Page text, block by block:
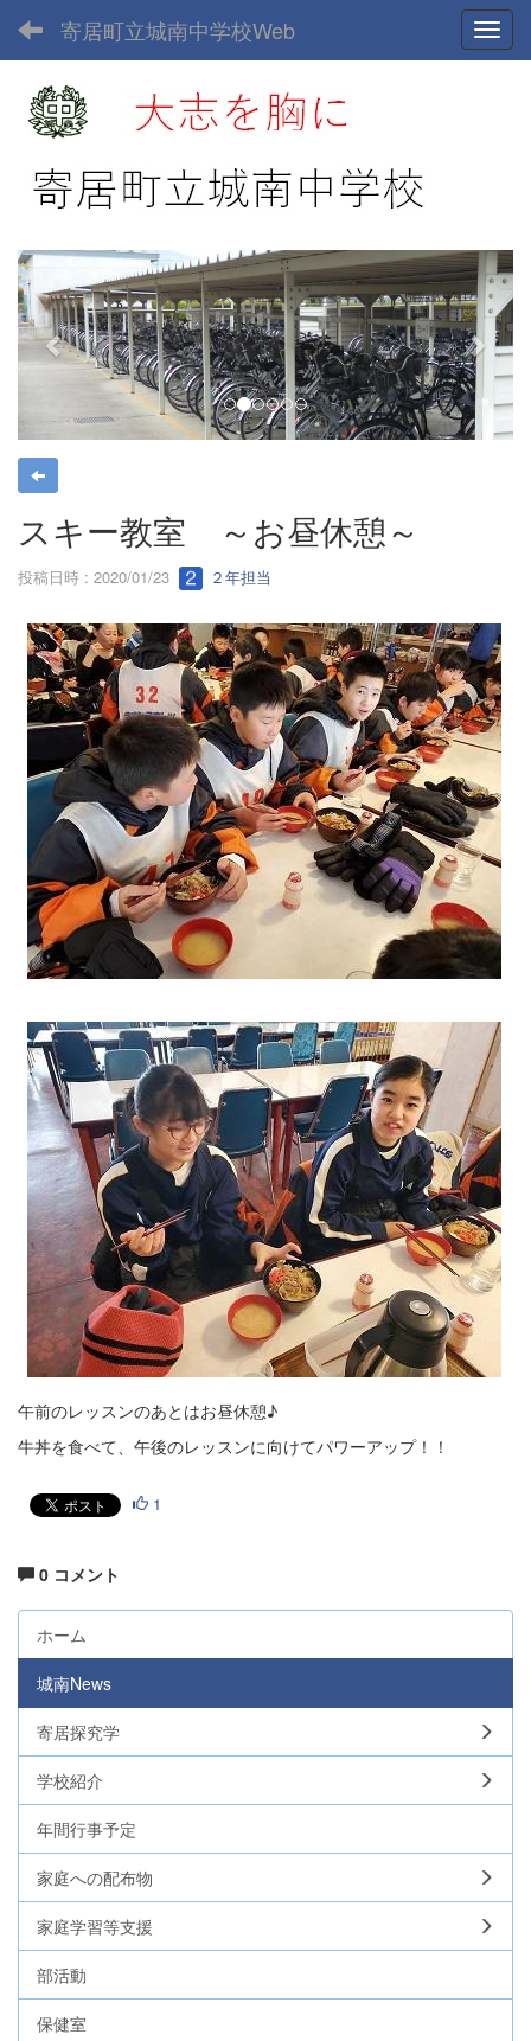
寄居町立城南中学校Web
p
r
e
v
o
u
s
n
e
x
t
スキー教室 ～お昼休憩～
投稿日時 : 2020/01/23 ２年担当
午前のレッスンのあとはお昼休憩♪
牛丼を食べて、午後のレッスンに向けてパワーアップ！！
1
0 コメント
ホーム
城南News
寄居探究学
学校紹介
年間行事予定
家庭への配布物
家庭学習等支援
部活動
保健室